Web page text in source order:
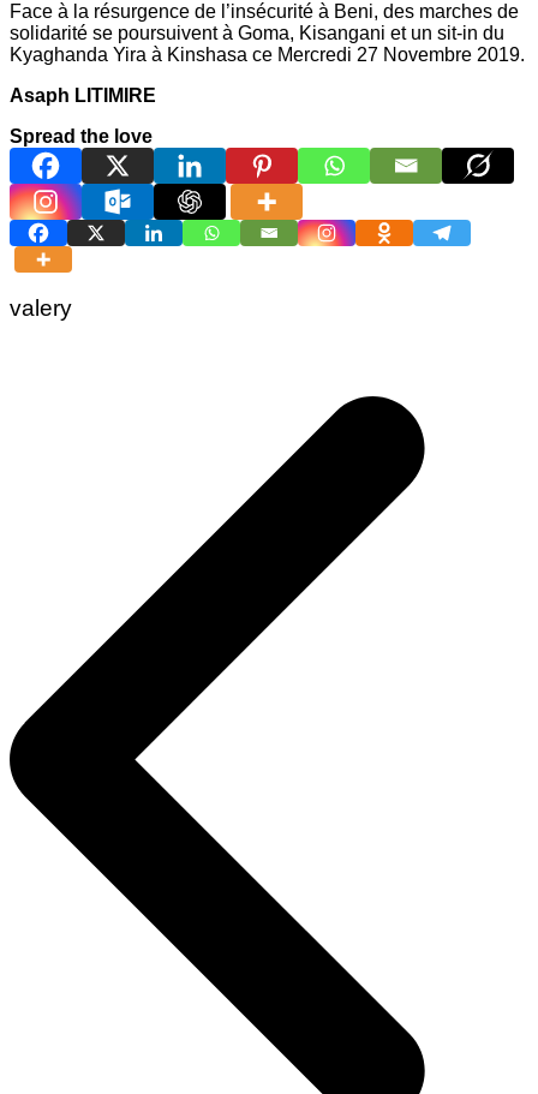
Face à la résurgence de l’insécurité à Beni, des marches de
solidarité se poursuivent à Goma, Kisangani et un sit-in du
Kyaghanda Yira à Kinshasa ce Mercredi 27 Novembre 2019.
Asaph LITIMIRE
Spread the love
valery